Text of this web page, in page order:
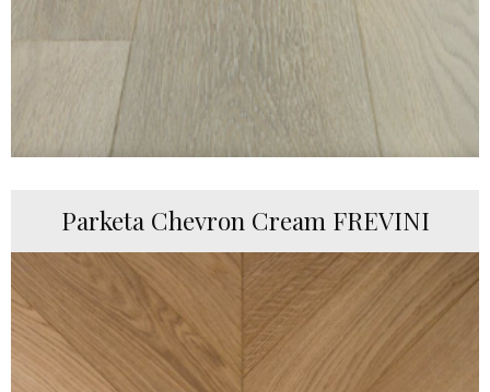
Parketa Chevron Cream FREVINI